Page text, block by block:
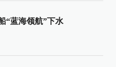
“蓝海领航”下水